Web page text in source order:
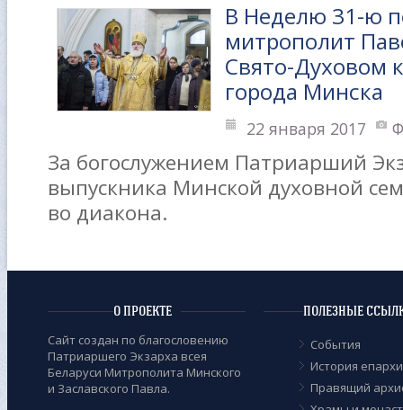
В Неделю 31-ю
митрополит
Свято-Духовом
города Минска
22 января 2017
За богослужением Патриарший
выпускника Минской духовной
во диакона.
О ПРОЕКТЕ
Сайт создан по благословению
Патриаршего Экзарха всея
Беларуси Митрополита Минского
и Заславского Павла.
ПОЛЕЗНЫЕ
События
История
Правящий